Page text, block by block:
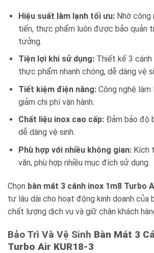
Hiệu suất làm lạnh tối ưu:Nhờ công
tiến, thực phẩm luôn được bảo quản
tưởng.
Tiện lợi khi sử dụng:Thiết kế 3 cánh
thực phẩm nhanh chóng, dễ dàng vệ
Tiết kiệm điện năng:Công nghệ làm
giảm chi phí vận hành.
Chất liệu inox cao cấp:Đảm bảo độ
dễ dàng vệ sinh.
Phù hợp với nhiều không gian:Kích
vặn, phù hợp nhiều mục đích sử dụng.
Chọn bàn mát 3 cánh inox 1m8 Turbo
tư lâu dài cho hoạt động kinh doanh của
chất lượng dịch vụ và giữ chân khách
Bảo Trì Và Vệ Sinh Bàn Mát 3
Turbo Air KUR18-3